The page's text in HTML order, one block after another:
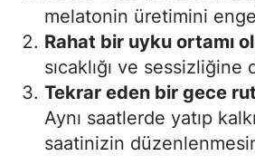
melatonin üretimini
Rahat bir uyku ortamı
sıcaklığı ve sessizliğine
Tekrar eden bir gece
Aynı saatlerde yatıp
saatinizin